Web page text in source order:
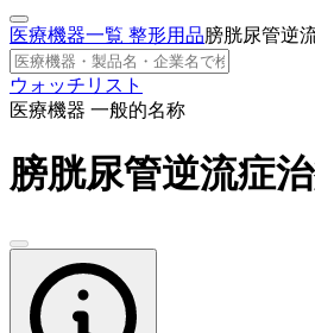
医療機器一覧 整形用品膀胱尿管逆
ウォッチリスト
医療機器 一般的名称
膀胱尿管逆流症